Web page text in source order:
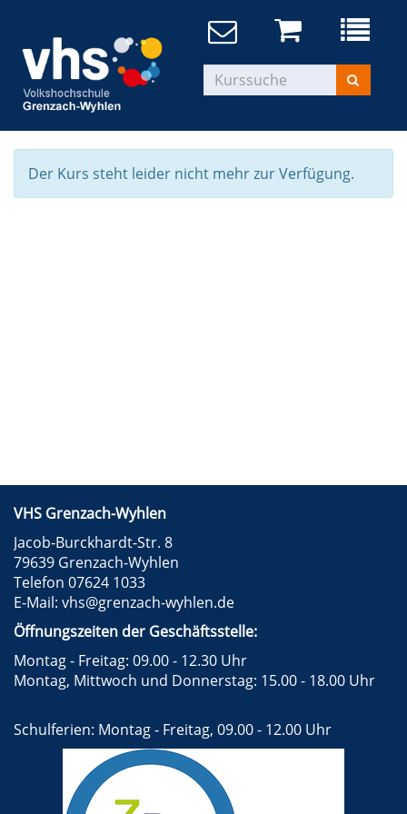
Der Kurs steht leider nicht mehr zur Verfügung.
VHS Grenzach-Wyhlen
Jacob-Burckhardt-Str. 8
79639 Grenzach-Wyhlen
Telefon 07624 1033
E-Mail: vhs@grenzach-wyhlen.de
Öffnungszeiten der Geschäftsstelle:
Montag - Freitag: 09.00 - 12.30 Uhr
Montag, Mittwoch und Donnerstag: 15.00 - 18.00 Uhr
Schulferien: Montag - Freitag, 09.00 - 12.00 Uhr